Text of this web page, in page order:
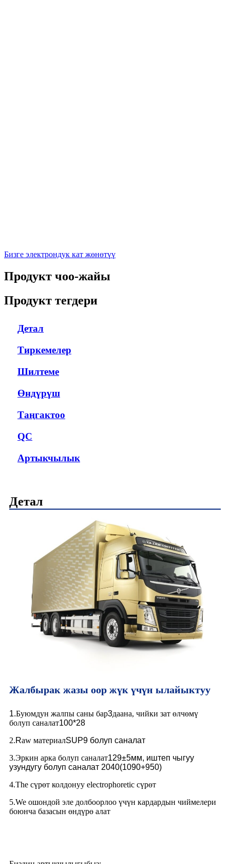
Бизге электрондук кат жөнөтүү
Продукт чоо-жайы
Продукт тегдери
Детал
Тиркемелер
Шилтеме
Өндүрүш
Таңгактоо
QC
Артыкчылык
Детал
Жалбырак жазы оор жүк үчүн ылайыктуу
1.Буюмдун жалпы саны бар3даана, чийки зат өлчөмү
болуп саналат100*28
2.Raw материалSUP9 болуп саналат
3.Эркин арка болуп саналат129±5мм, иштеп чыгуу
узундугу болуп саналат 2040(1090+950)
4.The сүрөт колдонуу electrophoretic сүрөт
5.We ошондой эле долбоорлоо үчүн кардардын чиймелери
боюнча базасын өндүрө алат